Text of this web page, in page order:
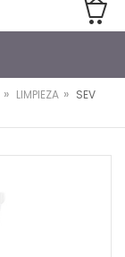
» LIMPIEZA » SEV